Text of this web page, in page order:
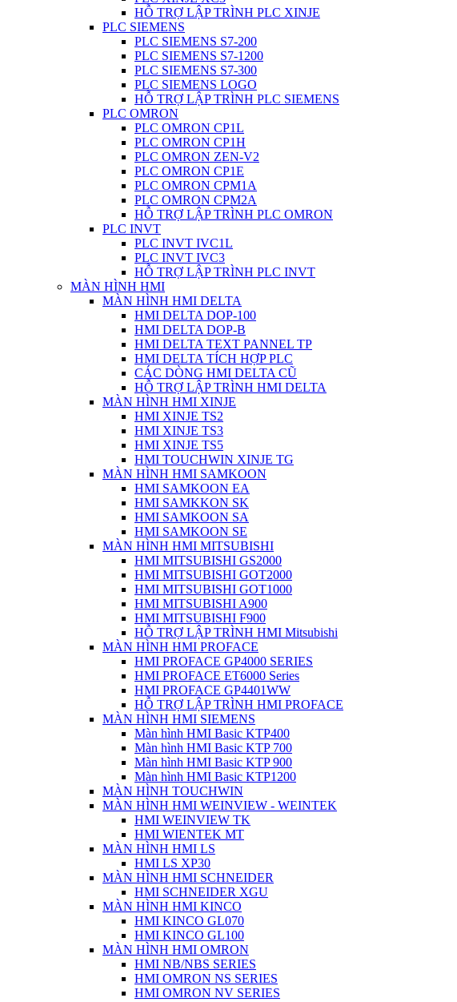
HỖ TRỢ LẬP TRÌNH PLC XINJE
PLC SIEMENS
PLC SIEMENS S7-200
PLC SIEMENS S7-1200
PLC SIEMENS S7-300
PLC SIEMENS LOGO
HỖ TRỢ LẬP TRÌNH PLC SIEMENS
PLC OMRON
PLC OMRON CP1L
PLC OMRON CP1H
PLC OMRON ZEN-V2
PLC OMRON CP1E
PLC OMRON CPM1A
PLC OMRON CPM2A
HỖ TRỢ LẬP TRÌNH PLC OMRON
PLC INVT
PLC INVT IVC1L
PLC INVT IVC3
HỖ TRỢ LẬP TRÌNH PLC INVT
MÀN HÌNH HMI
MÀN HÌNH HMI DELTA
HMI DELTA DOP-100
HMI DELTA DOP-B
HMI DELTA TEXT PANNEL TP
HMI DELTA TÍCH HỢP PLC
CÁC DÒNG HMI DELTA CŨ
HỖ TRỢ LẬP TRÌNH HMI DELTA
MÀN HÌNH HMI XINJE
HMI XINJE TS2
HMI XINJE TS3
HMI XINJE TS5
HMI TOUCHWIN XINJE TG
MÀN HÌNH HMI SAMKOON
HMI SAMKOON EA
HMI SAMKKON SK
HMI SAMKOON SA
HMI SAMKOON SE
MÀN HÌNH HMI MITSUBISHI
HMI MITSUBISHI GS2000
HMI MITSUBISHI GOT2000
HMI MITSUBISHI GOT1000
HMI MITSUBISHI A900
HMI MITSUBISHI F900
HỖ TRỢ LẬP TRÌNH HMI Mitsubishi
MÀN HÌNH HMI PROFACE
HMI PROFACE GP4000 SERIES
HMI PROFACE ET6000 Series
HMI PROFACE GP4401WW
HỖ TRỢ LẬP TRÌNH HMI PROFACE
MÀN HÌNH HMI SIEMENS
Màn hình HMI Basic KTP400
Màn hình HMI Basic KTP 700
Màn hình HMI Basic KTP 900
Màn hình HMI Basic KTP1200
MÀN HÌNH TOUCHWIN
MÀN HÌNH HMI WEINVIEW - WEINTEK
HMI WEINVIEW TK
HMI WIENTEK MT
MÀN HÌNH HMI LS
HMI LS XP30
MÀN HÌNH HMI SCHNEIDER
HMI SCHNEIDER XGU
MÀN HÌNH HMI KINCO
HMI KINCO GL070
HMI KINCO GL100
MÀN HÌNH HMI OMRON
HMI NB/NBS SERIES
HMI OMRON NS SERIES
HMI OMRON NV SERIES